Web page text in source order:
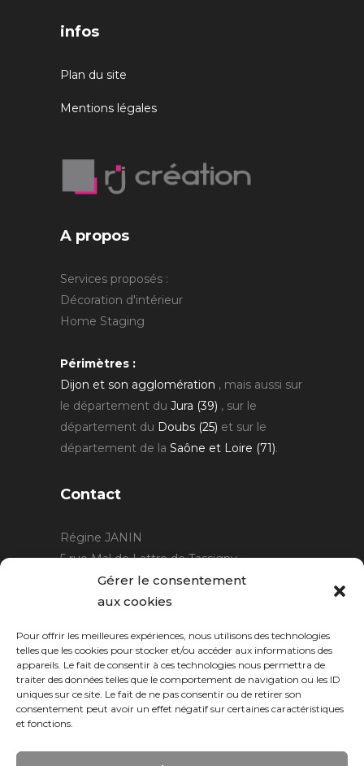
Gérer le consentement
aux cookies
Pour offrir les meilleures expériences, nous utilisons des technologies
telles que les cookies pour stocker et/ou accéder aux informations des
appareils. Le fait de consentir à ces technologies nous permettra de
traiter des données telles que le comportement de navigation ou les ID
uniques sur ce site. Le fait de ne pas consentir ou de retirer son
consentement peut avoir un effet négatif sur certaines caractéristiques
et fonctions.
infos
Plan du site
Mentions légales
A propos
Services proposés :
Décoration d'intérieur
Home Staging
Périmètres :
Dijon et son agglomération , mais aussi sur
le département du Jura (39) , sur le
département du Doubs (25) et sur le
département de la Saône et Loire (71).
Contact
Régine JANIN
5 rue Mal de Lattre de Tassigny
21220 Gevrey Chambertin
06 15 15 80 29
Horaires :sur rendez-vous.